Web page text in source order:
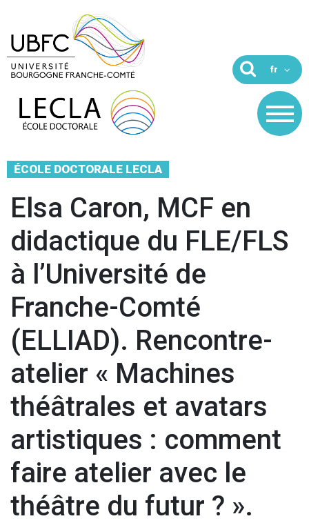
ÉCOLE DOCTORALE LECLA
Elsa Caron, MCF en
didactique du FLE/FLS
à l’Université de
Franche-Comté
(ELLIAD). Rencontre-
atelier « Machines
théâtrales et avatars
artistiques : comment
faire atelier avec le
théâtre du futur ? ».